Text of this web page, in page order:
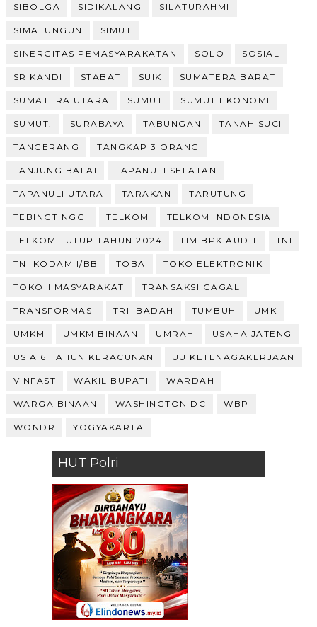
SIBOLGA SIDIKALANG SILATURAHMI
SIMALUNGUN SIMUT
SINERGITAS PEMASYARAKATAN SOLO SOSIAL
SRIKANDI STABAT SUIK SUMATERA BARAT
SUMATERA UTARA SUMUT SUMUT EKONOMI
SUMUT. SURABAYA TABUNGAN TANAH SUCI
TANGERANG TANGKAP 3 ORANG
TANJUNG BALAI TAPANULI SELATAN
TAPANULI UTARA TARAKAN TARUTUNG
TEBINGTINGGI TELKOM TELKOM INDONESIA
TELKOM TUTUP TAHUN 2024 TIM BPK AUDIT TNI
TNI KODAM I/BB TOBA TOKO ELEKTRONIK
TOKOH MASYARAKAT TRANSAKSI GAGAL
TRANSFORMASI TRI IBADAH TUMBUH UMK
UMKM UMKM BINAAN UMRAH USAHA JATENG
USIA 6 TAHUN KERACUNAN UU KETENAGAKERJAAN
VINFAST WAKIL BUPATI WARDAH
WARGA BINAAN WASHINGTON DC WBP
WONDR YOGYAKARTA
HUT Polri